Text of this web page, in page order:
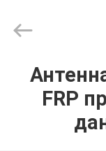
ДОМ
2021
FRP